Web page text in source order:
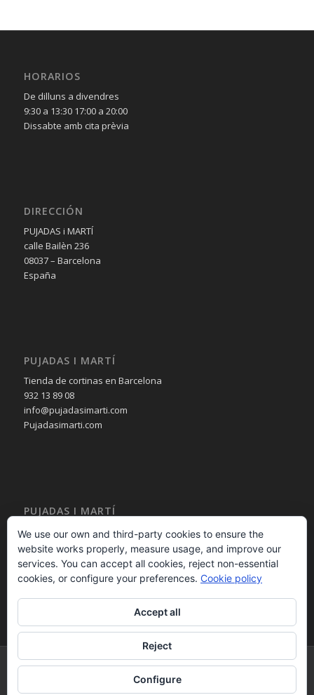
HORARIOS
De dilluns a divendres
9:30 a 13:30 17:00 a 20:00
Dissabte amb cita prèvia
DIRECCIÓN
PUJADAS i MARTÍ
calle Bailèn 236
08037 – Barcelona
España
PUJADAS I MARTÍ
Tienda de cortinas en Barcelona
932 13 89 08
info@pujadasimarti.com
Pujadasimarti.com
PUJADAS I MARTÍ
Cortinas en Barcelona
Tendencia en cortinas
Asesoramiento en cortinas
Decoración en cortinas
PUJADAS i MARTÍ 2015 - calle Bailèn 236 08037 – Barcelona – España -
932 13 89 08 - - Desarrollo Web porB2B activa
We use our own and third-party cookies to ensure the
website works properly, measure usage, and improve our
services. You can accept all cookies, reject non-essential
cookies, or configure your preferences. Cookie policy
Accept all
Reject
Configure